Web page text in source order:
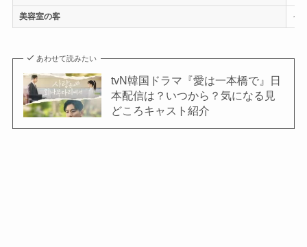
美容室の客 イ
あわせて読みたい
tvN韓国ドラマ『愛は一本橋で』日
本配信は？いつから？気になる見
どころキャスト紹介